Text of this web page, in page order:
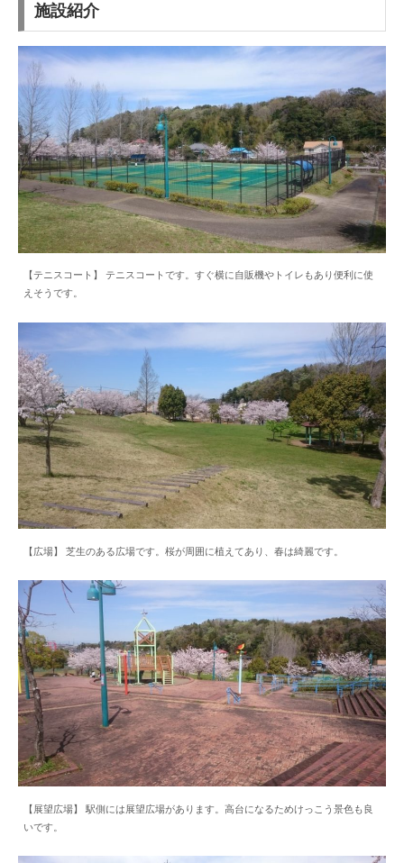
施設紹介
【テニスコート】 テニスコートです。すぐ横に自販機やトイレもあり便利に使
えそうです。
【広場】 芝生のある広場です。桜が周囲に植えてあり、春は綺麗です。
【展望広場】 駅側には展望広場があります。高台になるためけっこう景色も良
いです。